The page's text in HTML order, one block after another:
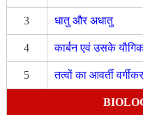
3 धातु और अधातु
4 कार्बन एवं उसके
5 तत्वों का आवर्ती